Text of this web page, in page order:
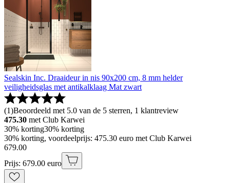
Sealskin Inc. Draaideur in nis 90x200 cm, 8 mm helder
veiligheidsglas met antikalklaag Mat zwart
(1)Beoordeeld met 5.0 van de 5 sterren, 1 klantreview
475.30 met Club Karwei
30% korting30% korting
30% korting, voordeelprijs: 475.30 euro met Club Karwei
679.00
Prijs: 679.00 euro